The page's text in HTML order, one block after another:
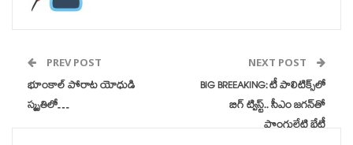
PREV POST
భూంకాల్ పోరాట యోధుడి
స్మృతిలో…
NEXT POST
BIG BREEAKING: టీ పాలిటిక్స్‌లో
బిగ్ ట్విస్ట్.. సీఎం జగన్‌తో
పొంగులేటి భేటీ